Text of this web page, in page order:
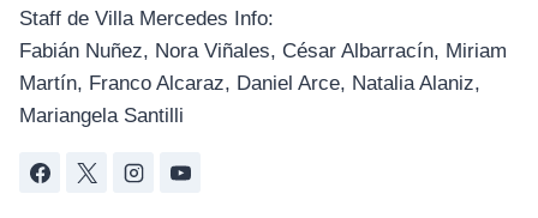
Staff de Villa Mercedes Info:
Fabián Nuñez, Nora Viñales, César Albarracín, Miriam
Martín, Franco Alcaraz, Daniel Arce, Natalia Alaniz,
Mariangela Santilli